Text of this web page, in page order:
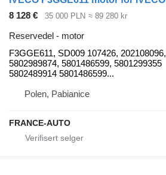
8 128 € 35 000 PLN ≈ 89 280 kr
Reservedel - motor
F3GGE611, SD009 107426, 202108096,
5802989874, 5801486599, 5801299355
5802489914 5801486599...
Polen, Pabianice
FRANCE-AUTO